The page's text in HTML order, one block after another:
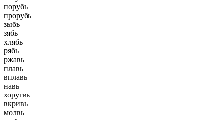
порубь
прорубь
зыбь
зябь
хлябь
рябь
ржавь
плавь
вплавь
навь
хоругвь
вкривь
молвь